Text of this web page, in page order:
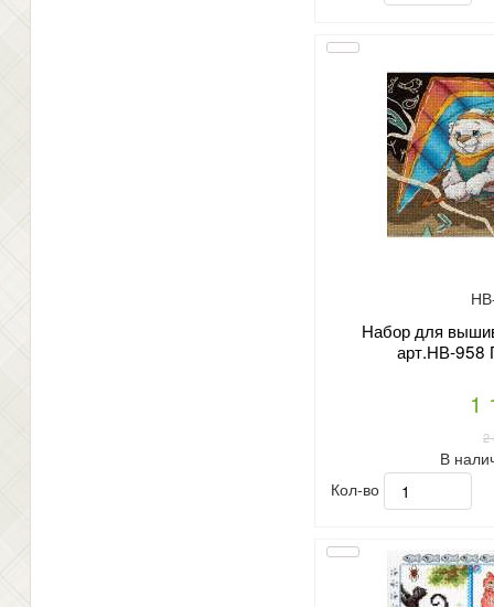
Набор для
арт.НВ-958
1
2
В
Кол-во